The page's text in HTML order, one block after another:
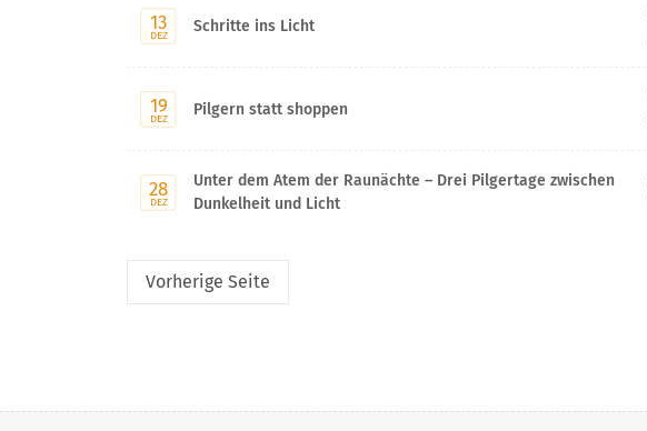
13
DEZ
Schritte ins Licht
19
DEZ
Pilgern statt shoppen
28
DEZ
Unter dem Atem der Raunächte – Drei Pilgertage zwischen
Dunkelheit und Licht
Vorherige Seite